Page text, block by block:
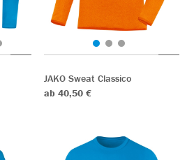
JAKO Sweat Classico
ab 40,50 €